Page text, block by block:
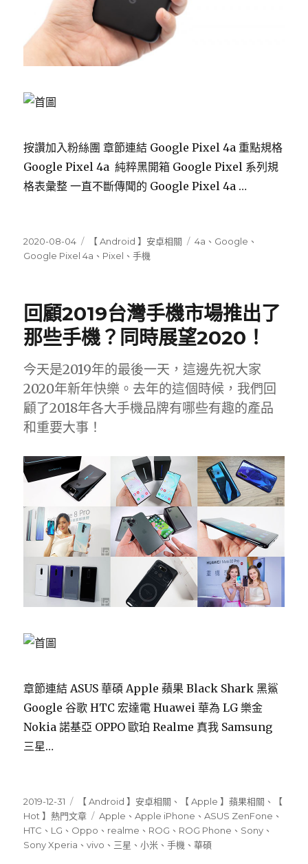
按讚加入粉絲團 章節連結 Google Pixel 4a 重點規格
Google Pixel 4a 純粹黑開箱 Google Pixel 系列規
格表彙整 一直不斷傳聞的 Google Pixel 4a …
發
佈
2020-08-04
分
類
【 Android 】安卓相關
標
4a 、 Google 、
Google Pixel 4a 、 Pixel 、手機
回顧2019台灣手機市場推出了
那些手機？同時展望2020！
今天是2019年的最後一天，這邊先祝大家
2020年新年快樂。去年的這個時候，我們回
顧了2018年各大手機品牌有哪些有趣的產品
和重要大事！
章節連結 ASUS 華碩 Apple 蘋果 Black Shark 黑鯊
Google 谷歌 HTC 宏達電 Huawei 華為 LG 樂金
Nokia 諾基亞 OPPO 歐珀 Realme 真我 Samsung
三星…
發
佈
日
期:
2019-12-31
分
類
【 Android 】安卓相關 、 【 Apple 】蘋果相關 、
【
Hot 】熱門文章
標
籤
Apple 、Apple iPhone 、ASUS ZenFone 、
HTC 、 LG 、 Oppo 、 realme 、 ROG 、 ROG Phone 、 Sony 、
Sony Xperia 、vivo 、 三星 、小米 、手機 、華碩